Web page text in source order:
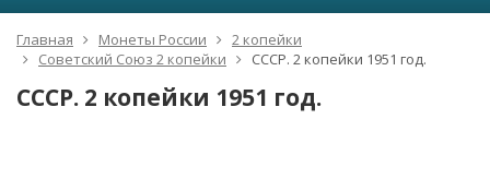
Главная Монеты России
2 копейки
Советский Союз 2 копейки
СССР. 2 копейки 1951 год.
СССР. 2 копейки 1951 год.